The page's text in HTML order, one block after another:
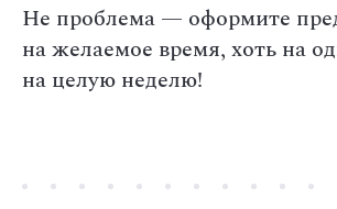
Не проблема — оформите
на желаемое время, хоть на
на целую неделю!